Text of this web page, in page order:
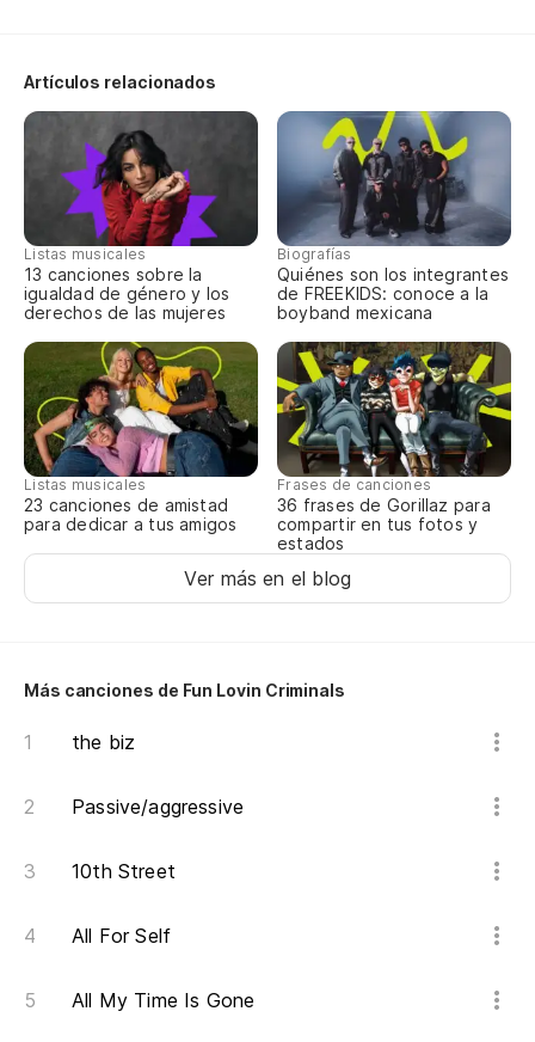
Artículos relacionados
Listas musicales
13 canciones sobre la
igualdad de género y los
derechos de las mujeres
Biografías
Quiénes son los integrantes
de FREEKIDS: conoce a la
boyband mexicana
Listas musicales
23 canciones de amistad
para dedicar a tus amigos
Frases de canciones
36 frases de Gorillaz para
compartir en tus fotos y
estados
Ver más en el blog
Más canciones de Fun Lovin Criminals
the biz
Passive/aggressive
10th Street
All For Self
All My Time Is Gone